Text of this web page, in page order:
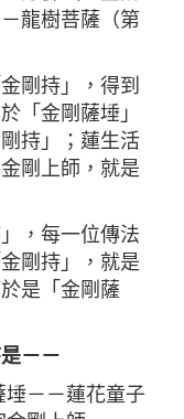
龍樹菩薩（第
剛持」，得到
「金剛薩埵」
持」；蓮生活
剛上師，就是
，每一位傳法
剛持」，就是
是「金剛薩
－－
－－蓮花童子